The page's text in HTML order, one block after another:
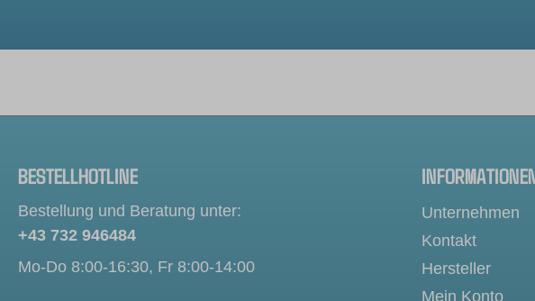
BESTELLHOTLINE
Bestellung und Beratung unter:
+43 732 946484
Mo-Do 8:00-16:30, Fr 8:00-14:00
Unternehmen
Kontakt
Hersteller
Mein Konto